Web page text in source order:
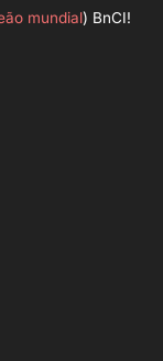
mundial) BnCI!